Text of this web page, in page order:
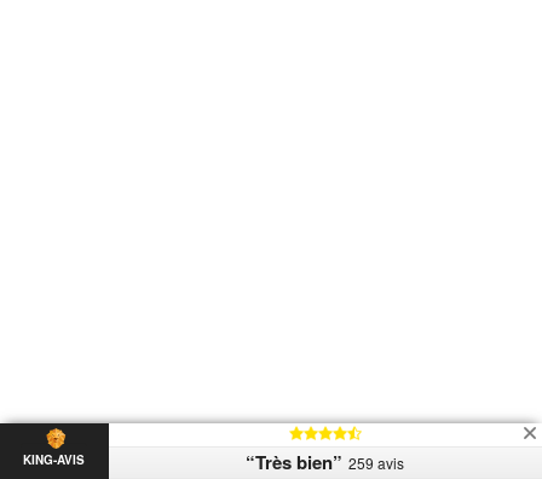
KING-AVIS “Très bien” 259 avis